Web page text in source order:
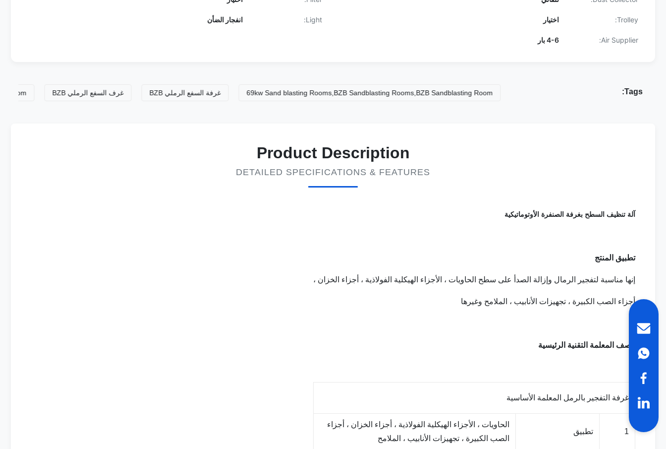
Trolley: اختيار Light: انفجار الضأن
Air Supplier: 4-6 بار
Tags:
69kw Sand blasting Rooms,BZB Sandblasting Rooms,BZB Sandblasting Room غرفة السفع الرملي BZB غرف السفع الرملي BZB
Product Description
DETAILED SPECIFICATIONS & FEATURES
آلة تنظيف السطح بغرفة الصنفرة الأوتوماتيكية
تطبيق المنتج
إنها مناسبة لتفجير الرمال وإزالة الصدأ على سطح الحاويات ، الأجزاء الهيكلية الفولاذية ، أجزاء الخزان ،
أجزاء الصب الكبيرة ، تجهيزات الأنابيب ، الملامح وغيرها
وصف المعلمة التقنية الرئيسية
غرفة التفجير بالرمل المعلمة الأساسية
1 تطبيق
الحاويات ، الأجزاء الهيكلية الفولاذية ، أجزاء الخزان ، أجزاء
الصب الكبيرة ، تجهيزات الأنابيب ، الملامح